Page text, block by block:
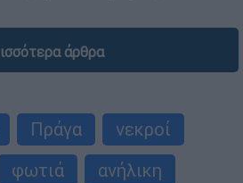
άρθρα
Πράγα
νεκροί
φωτιά
ανήλικη